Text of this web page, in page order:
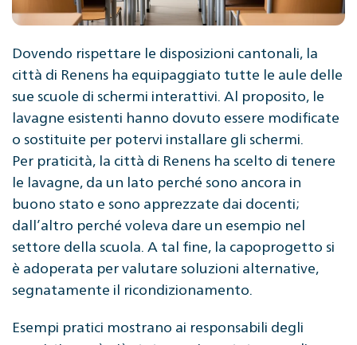
Dovendo rispettare le disposizioni cantonali, la
città di Renens ha equipaggiato tutte le aule delle
sue scuole di schermi interattivi. Al proposito, le
lavagne esistenti hanno dovuto essere modificate
o sostituite per potervi installare gli schermi.
Per praticità, la città di Renens ha scelto di tenere
le lavagne, da un lato perché sono ancora in
buono stato e sono apprezzate dai docenti;
dall’altro perché voleva dare un esempio nel
settore della scuola. A tal fine, la capoprogetto si
è adoperata per valutare soluzioni alternative,
segnatamente il ricondizionamento.
Esempi pratici mostrano ai responsabili degli